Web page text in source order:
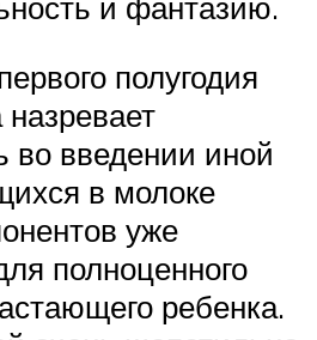
полугодия
во введении иной
в молоке
уже
полноценного
ребенка.